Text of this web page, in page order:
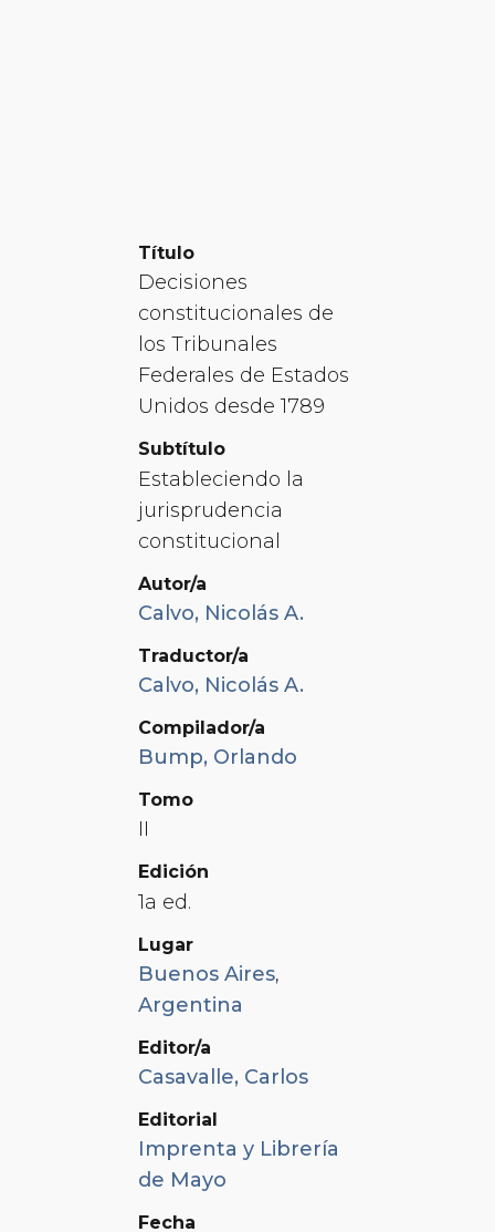
Título
Decisiones
constitucionales de
los Tribunales
Federales de Estados
Unidos desde 1789
Subtítulo
Estableciendo la
jurisprudencia
constitucional
Autor/a
Calvo, Nicolás A.
Traductor/a
Calvo, Nicolás A.
Compilador/a
Bump, Orlando
Tomo
II
Edición
1a ed.
Lugar
Buenos Aires,
Argentina
Editor/a
Casavalle, Carlos
Editorial
Imprenta y Librería
de Mayo
Fecha